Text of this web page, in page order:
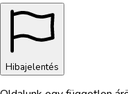
Hibajelentés